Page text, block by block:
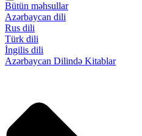
Bütün məhsullar
Azərbaycan dili
Rus dili
Türk dili
İngilis dili
Azərbaycan Dilində Kitablar